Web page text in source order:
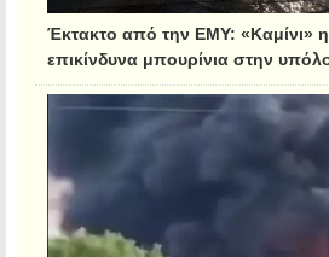
Έκτακτο από την ΕΜΥ: «Καμίνι»
επικίνδυνα μπουρίνια στην